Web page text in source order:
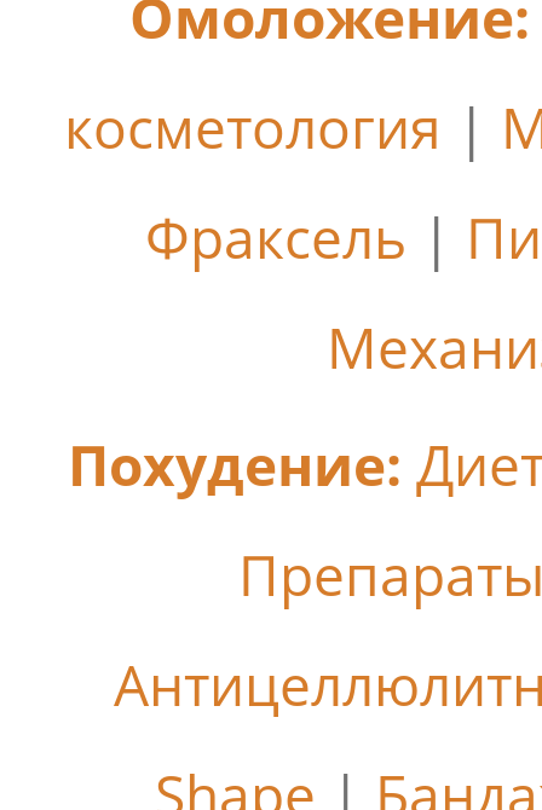
Омоложение:
косметология |
Фраксель |
Похудение:
Shape |